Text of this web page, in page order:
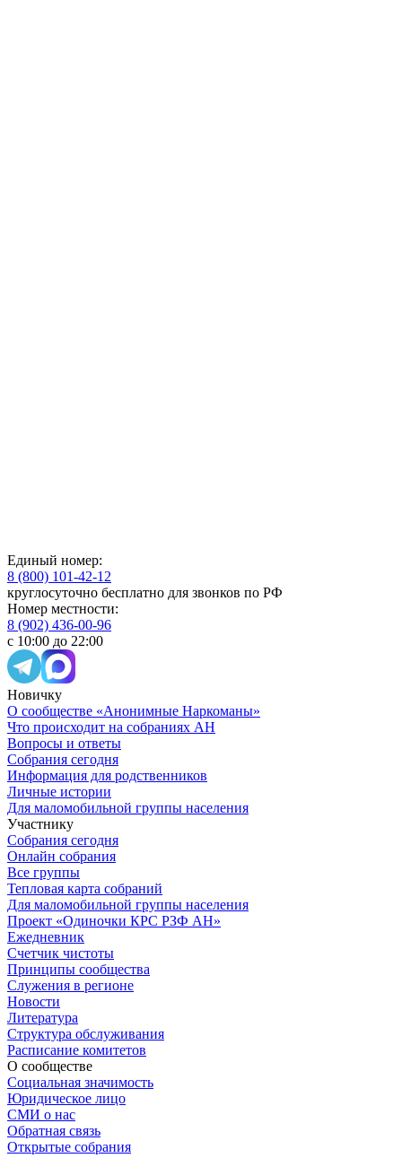
Единый номер:
8 (800) 101-42-12
круглосуточно бесплатно для звонков по РФ
Номер местности:
8 (902) 436-00-96
с 10:00 до 22:00
Новичку
О сообществе «Анонимные Наркоманы»
Что происходит на собраниях АН
Вопросы и ответы
Собрания сегодня
Информация для родственников
Личные истории
Для маломобильной группы населения
Участнику
Собрания сегодня
Онлайн собрания
Все группы
Тепловая карта собраний
Для маломобильной группы населения
Проект «Одиночки КРС РЗФ АН»
Ежедневник
Счетчик чистоты
Принципы сообщества
Служения в регионе
Новости
Литература
Структура обслуживания
Расписание комитетов
О сообществе
Социальная значимость
Юридическое лицо
СМИ о нас
Обратная связь
Открытые собрания